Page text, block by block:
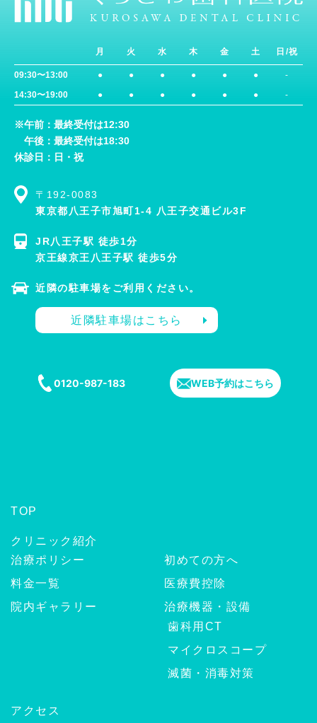
月 火 水 木 金 土 日/祝
09:30〜13:00 ● ● ● ● ● ●
-
14:30〜19:00
● ● ● ● ● ● -
※午前：最終受付は12:30
午後：最終受付は18:30
休診日：日・祝
〒192-0083
東京都八王子市旭町1-4 八王子交通ビル3F
JR八王子駅 徒歩1分
京王線京王八王子駅 徒歩5分
近隣の駐車場をご利用ください。
近隣駐車場はこちら
0120-987-183 WEB予約はこちら
TOP
クリニック紹介
治療ポリシー
初めての方へ
料金一覧
医療費控除
院内ギャラリー
治療機器・設備
歯科用CT
マイクロスコープ
滅菌・消毒対策
アクセス